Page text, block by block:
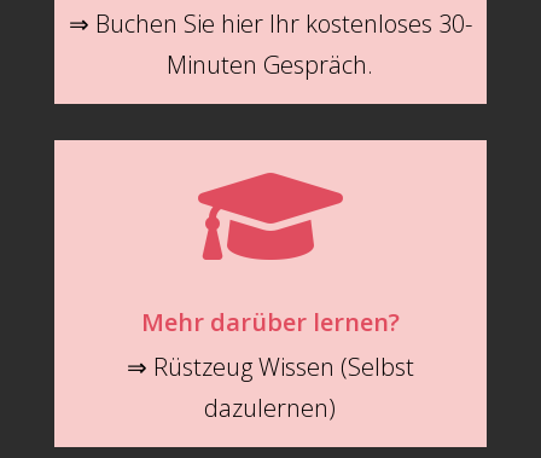
⇒ Buchen Sie hier Ihr kostenloses 30-
Minuten Gespräch.

Mehr darüber lernen?
⇒ Rüstzeug Wissen (Selbst
dazulernen)